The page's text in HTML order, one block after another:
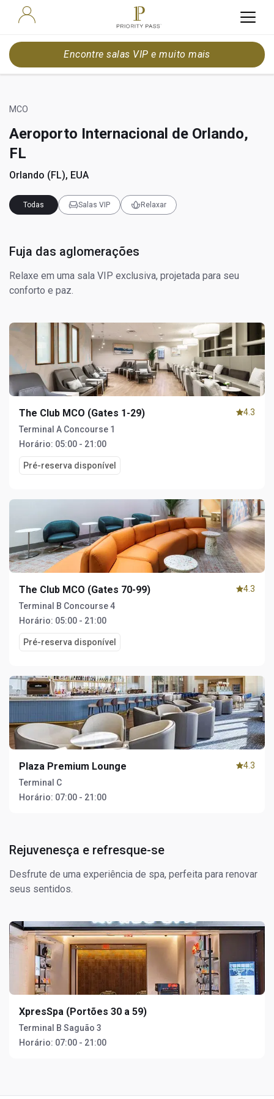
Encontre salas VIP e muito mais
MCO
Aeroporto Internacional de Orlando,
FL
Orlando (FL), EUA
Todas Salas VIP Relaxar
Fuja das aglomerações
Relaxe em uma sala VIP exclusiva, projetada para seu
conforto e paz.
The Club MCO (Gates 1-29)
Terminal A Concourse 1
Horário: 05:00 - 21:00
Pré-reserva disponível
4.3
The Club MCO (Gates 70-99)
Terminal B Concourse 4
Horário: 05:00 - 21:00
Pré-reserva disponível
4.3
Plaza Premium Lounge
Terminal C
Horário: 07:00 - 21:00
4.3
Rejuvenesça e refresque-se
Desfrute de uma experiência de spa, perfeita para renovar
seus sentidos.
XpresSpa (Portões 30 a 59)
Terminal B Saguão 3
Horário: 07:00 - 21:00